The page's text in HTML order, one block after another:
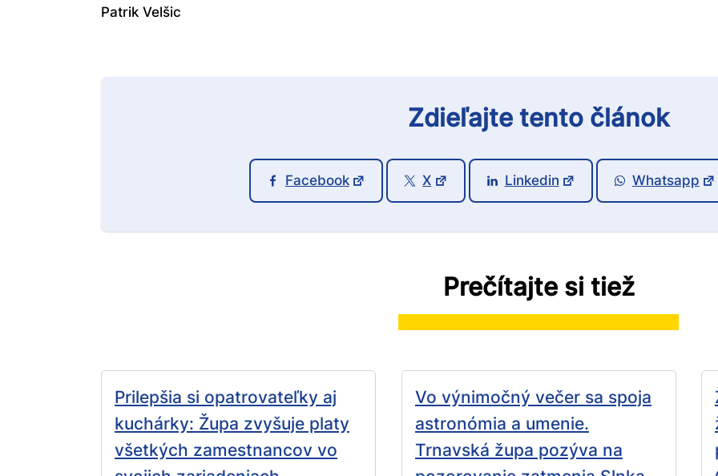
Patrik Velšic
Zdieľajte tento článok
Facebook X Linkedin Whatsapp
Prečítajte si tiež
Prilepšia si opatrovateľky aj
kuchárky: Župa zvyšuje platy
všetkých zamestnancov vo
Vo výnimočný večer sa spoja
astronómia a umenie.
Trnavská župa pozýva na